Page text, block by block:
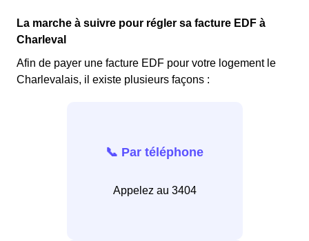
La marche à suivre pour régler sa facture EDF à
Charleval
Afin de payer une facture EDF pour votre logement le
Charlevalais, il existe plusieurs façons :
📞 Par téléphone
Appelez au 3404